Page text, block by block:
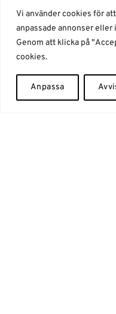
Vi använder cookies för
anpassade annonser eller
Genom att klicka på
cookies.
Anpassa
Om oss
Om oss
Story
Kontakta oss